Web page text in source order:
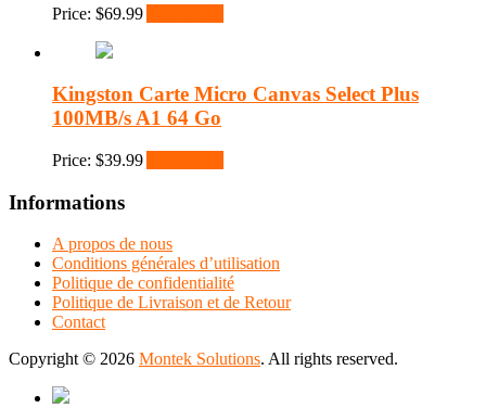
Price: $69.99
Kingston Carte Micro Canvas Select Plus
100MB/s A1 64 Go
Price: $39.99
Informations
A propos de nous
Conditions générales d’utilisation
Politique de confidentialité
Politique de Livraison et de Retour
Contact
Copyright © 2026 Montek Solutions. All rights reserved.